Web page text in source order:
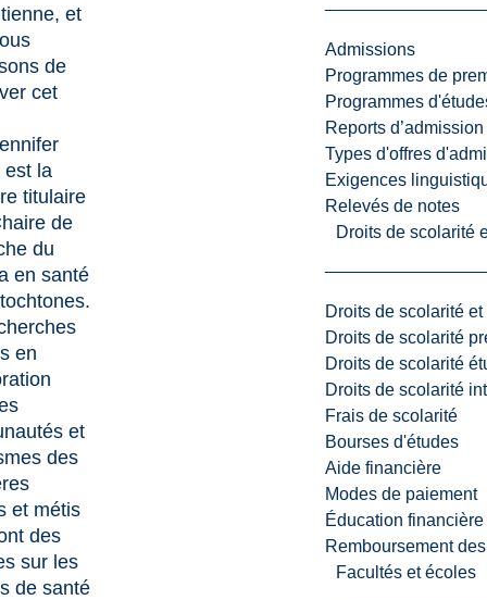
Admissions
Programmes de
Programmes
Reports d’admission
Types d'offres
Exigences
Relevés de notes
Droits de scolarité
Droits de scolarité
Droits de scolarité
Droits de scolarité
Droits de scolarité
Frais de scolarité
Bourses d'études
Aide financière
Modes de paiement
Éducation financière
Remboursement
Facultés et écoles
et
de
cet
est la
titulaire
de
du
en santé
en
et
des
et métis
des
sur les
de santé